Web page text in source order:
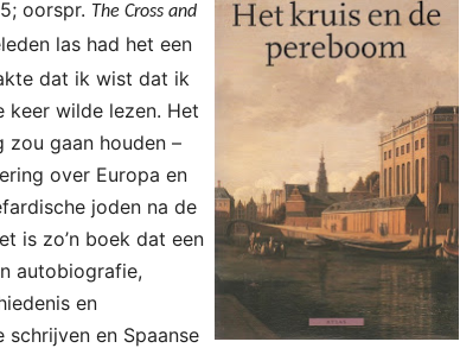
oorspr. The Cross and
las had het een
dat ik wist dat ik
keer wilde lezen. Het
gaan houden –
over Europa en
joden na de
is zo’n boek dat een
autobiografie,
en
schrijven en Spaanse